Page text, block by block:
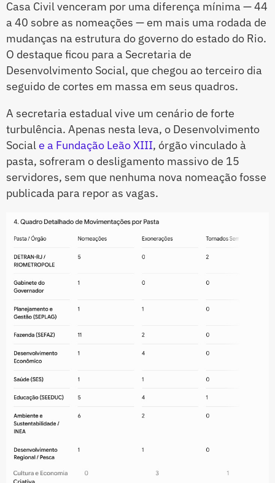
Casa Civil venceram por uma diferença mínima — 44
a 40 sobre as nomeações — em mais uma rodada de
mudanças na estrutura do governo do estado do Rio.
O destaque ficou para a Secretaria de
Desenvolvimento Social, que chegou ao terceiro dia
seguido de cortes em massa em seus quadros.
A secretaria estadual vive um cenário de forte
turbulência. Apenas nesta leva, o Desenvolvimento
Sociale a Fundação Leão XIII, órgão vinculado à
pasta, sofreram o desligamento massivo de 15
servidores, sem que nenhuma nova nomeação fosse
publicada para repor as vagas.